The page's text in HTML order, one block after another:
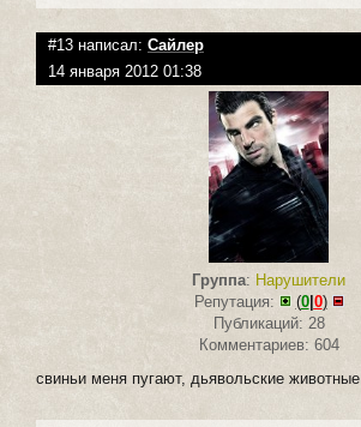
#13 написал: Сайлер
14 января 2012 01:38
Группа: Нарушители
Репутация:
(0|0)
Публикаций: 28
Комментариев: 604
свиньи меня пугают, дьявольские животные